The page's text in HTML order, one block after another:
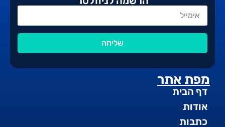
מפת אתר
דף הבית
אודות
כתבות
שליחה